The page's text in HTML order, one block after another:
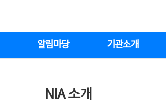
알림마당 기관소개
NIA 소개